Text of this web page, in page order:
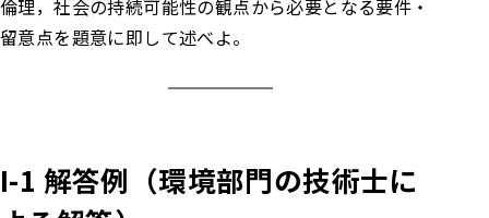
倫理，社会の持続可能性の観点から必要となる要件・
留意点を題意に即して述べよ。
I-1 解答例（環境部門の技術士に